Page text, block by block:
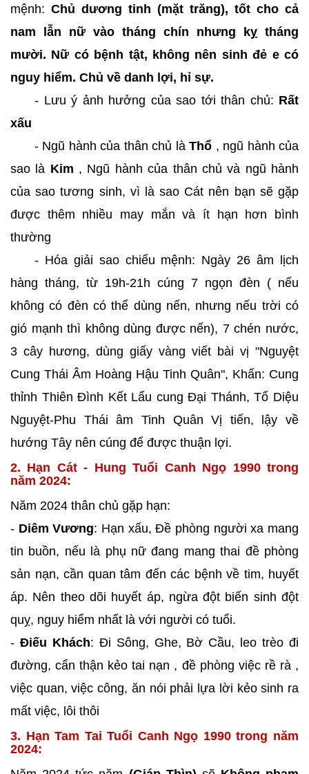
mệnh: Chủ dương tinh (mặt trăng), tốt cho cả
nam lẫn nữ vào tháng chín nhưng kỵ tháng
mười. Nữ có bệnh tật, không nên sinh đẻ e có
nguy hiểm. Chủ về danh lợi, hỉ sự.
- Lưu ý ảnh hưởng của sao tới thân chủ: Rất
xấu
- Ngũ hành của thân chủ làThổ , ngũ hành của
sao là Kim , Ngũ hành của thân chủ và ngũ hành
của sao tương sinh, vì là sao Cát nên bạn sẽ gặp
được thêm nhiều may mắn và ít hạn hơn bình
thường
- Hóa giải sao chiếu mệnh: Ngày 26 âm lịch
hàng tháng, từ 19h-21h cúng 7 ngọn đèn ( nếu
không có đèn có thể dùng nến, nhưng nếu trời có
gió mạnh thì không dùng được nến), 7 chén nước,
3 cây hương, dùng giấy vàng viết bài vị "Nguyệt
Cung Thái Âm Hoàng Hậu Tinh Quân", Khấn: Cung
thỉnh Thiên Đình Kết Lẩu cung Đại Thánh, Tổ Diệu
Nguyệt-Phu Thái âm Tinh Quân Vị tiến, lậy về
hướng Tây nên cúng để được thuận lợi.
2. Hạn Cát - Hung Tuổi Canh Ngọ 1990 trong
năm 2024:
Năm 2024 thân chủ gặp hạn:
- Diêm Vương: Hạn xấu, Đề phòng người xa mang
tin buồn, nếu là phụ nữ đang mang thai đề phòng
sản nạn, cần quan tâm đến các bệnh về tim, huyết
áp. Nên theo dõi huyết áp, ngừa đột biến sinh đột
quỵ, nguy hiểm nhất là với người có tuổi.
- Điếu Khách: Đi Sông, Ghe, Bờ Cầu, leo trèo đi
đường, cẩn thận kẻo tai nạn , đề phòng việc rề rà ,
việc quan, việc công, ăn nói phải lựa lời kẻo sinh ra
mất việc, lôi thôi
3. Hạn Tam Tai Tuổi Canh Ngọ 1990 trong năm
2024: